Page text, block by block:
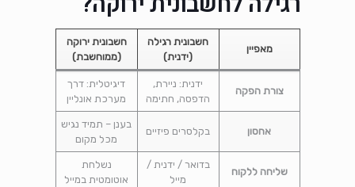
מאפיין
חשבונית רגילה
(ידנית)
חשבונית ירוקה
(ממוחשבת)
צורת הפקה
ידנית: ניירת,
הדפסה, חתימה
דיגיטלית: דרך
מערכת אונליין
אחסון בקלסרים פיזיים
בענן – תמיד נגיש
מכל מקום
שליחה ללקוח
בדואר / ידנית /
מייל
נשלחת
אוטומטית במייל